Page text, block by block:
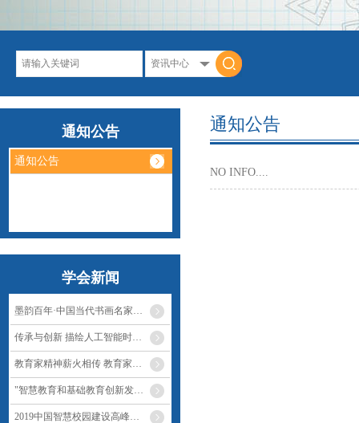
通知公告
通知公告
学会新闻
墨韵百年·中国当代书画名家作品展顺利闭幕
传承与创新 描绘人工智能时代教育的新图景
教育家精神薪火相传 教育家是上课上出来的——第六届"未来教育家成长论坛"暨"教育家成长联盟"全国五次会议开幕
"智慧教育和基础教育创新发展"第三届研讨会在上海召开
2019中国智慧校园建设高峰论坛在天津举行
通知公告
NO INFO....